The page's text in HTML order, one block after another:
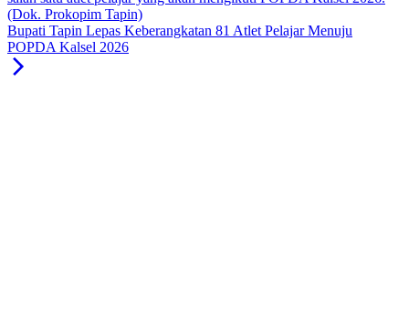
Bupati Tapin Lepas Keberangkatan 81 Atlet Pelajar Menuju
POPDA Kalsel 2026